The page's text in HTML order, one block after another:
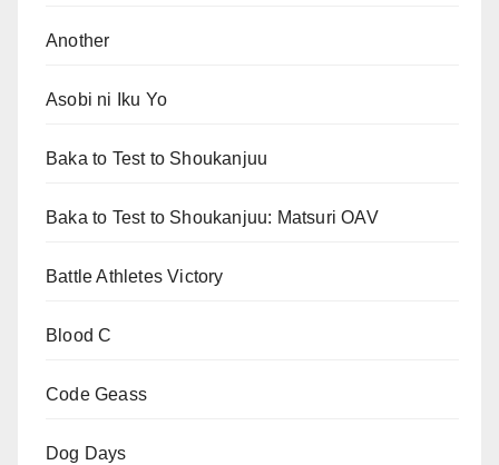
Another
Asobi ni Iku Yo
Baka to Test to Shoukanjuu
Baka to Test to Shoukanjuu: Matsuri OAV
Battle Athletes Victory
Blood C
Code Geass
Dog Days